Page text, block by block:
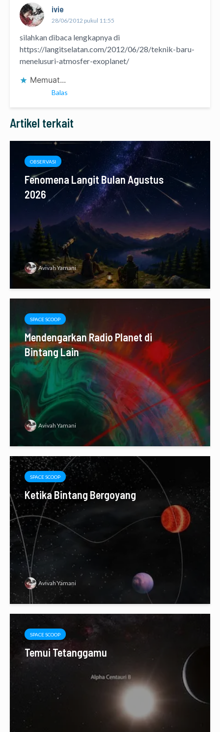
ivie
28/06/2012 pukul 11:55
silahkan dibaca lengkapnya di
https://langitselatan.com/2012/06/28/teknik-baru-
menelusuri-atmosfer-exoplanet/
Memuat...
Balas
Artikel terkait
OBSERVASI
Fenomena Langit Bulan Agustus
2026
Avivah Yamani
SPACE SCOOP
Mendengarkan Radio Planet di
Bintang Lain
Avivah Yamani
SPACE SCOOP
Ketika Bintang Bergoyang
Avivah Yamani
SPACE SCOOP
Temui Tetanggamu